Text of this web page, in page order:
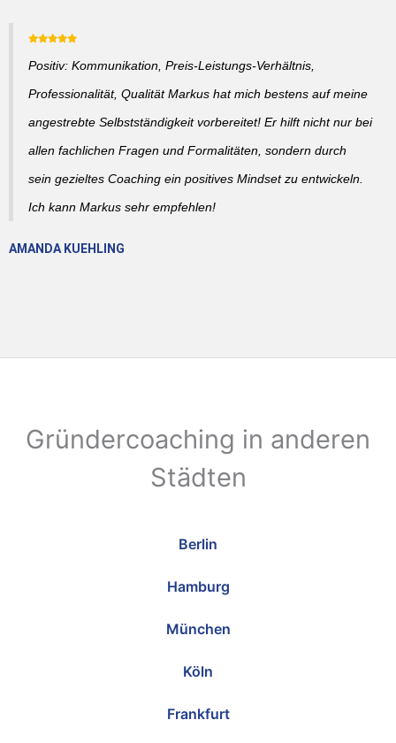
Positiv: Kommunikation, Preis-Leistungs-Verhältnis,
Professionalität, Qualität Markus hat mich bestens auf meine
angestrebte Selbstständigkeit vorbereitet! Er hilft nicht nur bei
allen fachlichen Fragen und Formalitäten, sondern durch
sein gezieltes Coaching ein positives Mindset zu entwickeln.
Ich kann Markus sehr empfehlen!
AMANDA KUEHLING
Gründercoaching in anderen
Städten
Berlin
Hamburg
München
Köln
Frankfurt